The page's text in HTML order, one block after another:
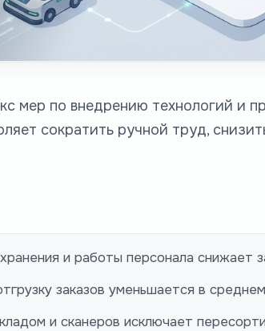
мер по внедрению технологий и
сократить ручной труд,
и работы персонала снижает
заказов уменьшается в
и сканеров исключает